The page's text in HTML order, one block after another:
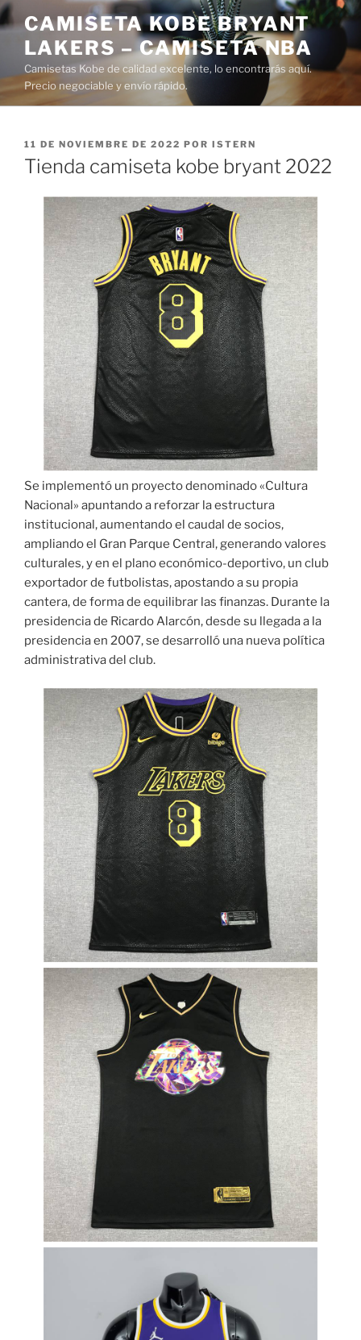
Saltar
al
contenido
CAMISETA KOBE BRYANT
LAKERS – CAMISETA NBA
Camisetas Kobe de calidad excelente, lo encontrarás aquí.
Precio negociable y envío rápido.
PUBLICADO
EL
11 DE NOVIEMBRE DE 2022 POR ISTERN
Tienda camiseta kobe bryant 2022
Se implementó un proyecto denominado «Cultura
Nacional» apuntando a reforzar la estructura
institucional, aumentando el caudal de socios,
ampliando el Gran Parque Central, generando valores
culturales, y en el plano económico-deportivo, un club
exportador de futbolistas, apostando a su propia
cantera, de forma de equilibrar las finanzas. Durante la
presidencia de Ricardo Alarcón, desde su llegada a la
presidencia en 2007, se desarrolló una nueva política
administrativa del club.